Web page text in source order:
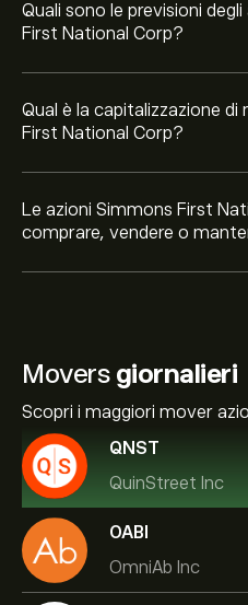
Quali sono le previsioni
First National Corp?
Qual è la capitalizzazione
First National Corp?
Le azioni Simmons First
comprare, vendere o
Movers giornalieri
Scopri i maggiori mover
QNST
QuinStreet Inc
OABI
OmniAb Inc